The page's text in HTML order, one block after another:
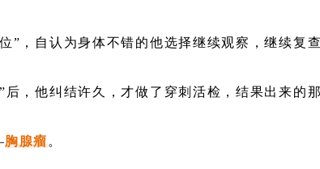
”，自认为身体不错的他选择继续观察，继续复
后，他纠结许久，才做了穿刺活检，结果出来的
胸腺瘤。